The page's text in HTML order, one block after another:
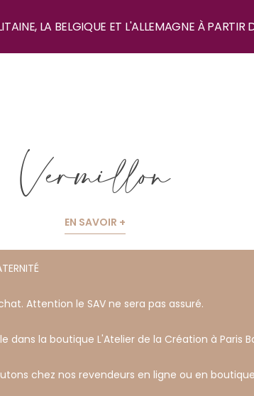
LA BELGIQUE ET L'ALLEMAGNE À PARTIR
Vermillon
EN SAVOIR +
Attention le SAV ne sera pas assuré.
la boutique L'Atelier de la Création à Paris
chez nos revendeurs en ligne ou en